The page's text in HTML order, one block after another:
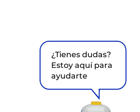
¿Tienes dudas?
Estoy aquí para
ayudarte